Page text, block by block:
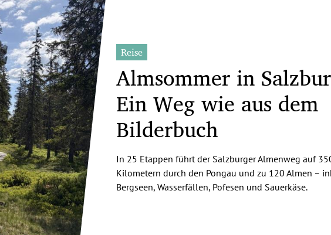
Reise
Almsommer in
Ein Weg wie aus dem
Bilderbuch
In 25 Etappen führt der Salzburger Almenweg auf
Kilometern durch den Pongau und zu 120 Almen –
Bergseen, Wasserfällen, Pofesen und Sauerkäse.